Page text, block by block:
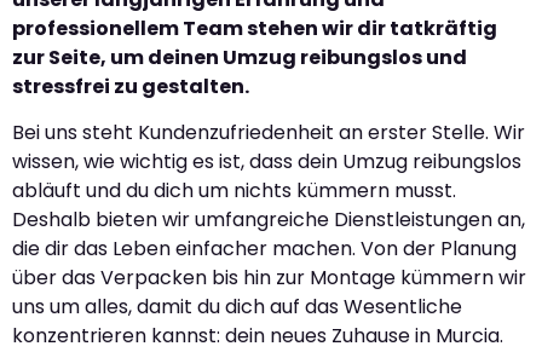
professionellem Team stehen wir dir tatkräftig
zur Seite, um deinen Umzug reibungslos und
stressfrei zu gestalten.
Bei uns steht Kundenzufriedenheit an erster Stelle. Wir
wissen, wie wichtig es ist, dass dein Umzug reibungslos
abläuft und du dich um nichts kümmern musst.
Deshalb bieten wir umfangreiche Dienstleistungen an,
die dir das Leben einfacher machen. Von der Planung
über das Verpacken bis hin zur Montage kümmern wir
uns um alles, damit du dich auf das Wesentliche
konzentrieren kannst: dein neues Zuhause in Murcia.